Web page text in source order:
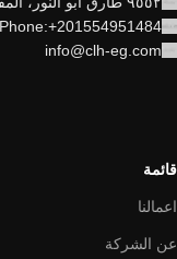
Phone:+201554951484
info@clh-eg.com
قائمة
اعمالنا
عن الشركة